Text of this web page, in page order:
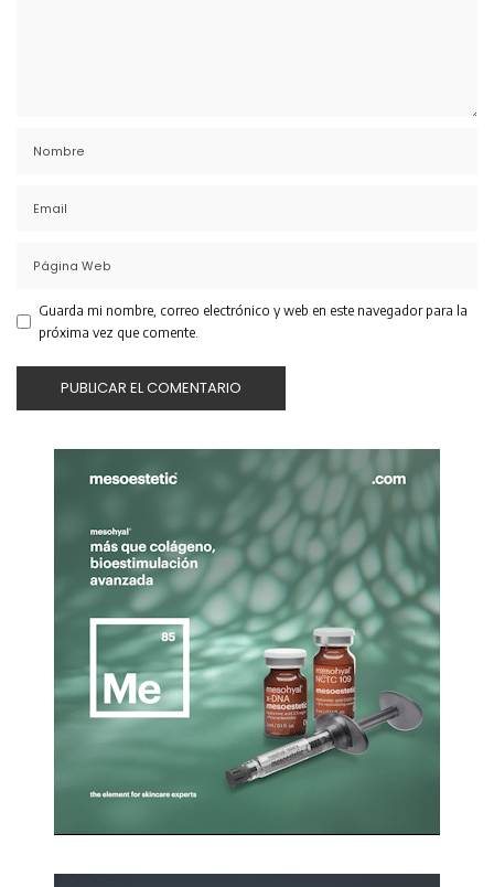
Guarda mi nombre, correo electrónico y web en este navegador para la
próxima vez que comente.